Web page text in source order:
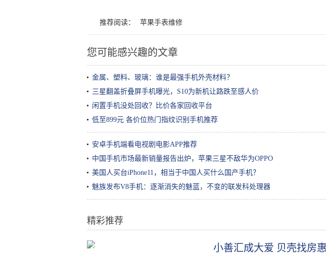
推荐阅读： 苹果手表维修
您可能感兴趣的文章
金属、塑料、玻璃：谁是最强手机外壳材料？
三星翻盖折叠屏手机曝光，S10为新机让路跌至感人价
闲置手机没处回收？比价各家回收平台
低至899元 各价位热门指纹识别手机推荐
安卓手机端看电视剧电影APP推荐
中国手机市场最新销量报告出炉，苹果三星不敌华为OPPO
美国人买台iPhone11，相当于中国人买什么国产手机？
魅族发布V8手机：逐渐消失的魅蓝，不变的联发科处理器
精彩推荐
做红烧肉，千万不要直接加水！大 小善汇成大爱 贝壳找房